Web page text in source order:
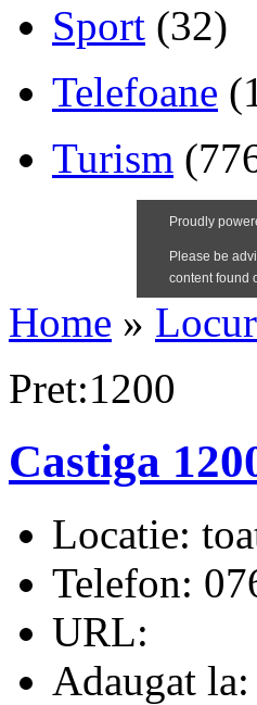
Sport (32)
Telefoane
Turism
Home »
Pret:1200
Castiga
Locatie:
Telefon:
URL:
Adaugat la: